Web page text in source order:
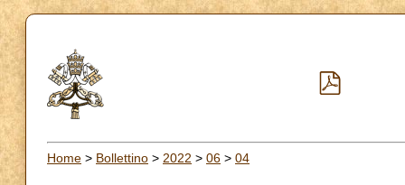
Home > Bollettino > 2022 > 06 > 04